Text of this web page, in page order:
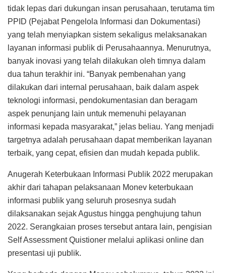
tidak lepas dari dukungan insan perusahaan, terutama tim
PPID (Pejabat Pengelola Informasi dan Dokumentasi)
yang telah menyiapkan sistem sekaligus melaksanakan
layanan informasi publik di Perusahaannya. Menurutnya,
banyak inovasi yang telah dilakukan oleh timnya dalam
dua tahun terakhir ini. “Banyak pembenahan yang
dilakukan dari internal perusahaan, baik dalam aspek
teknologi informasi, pendokumentasian dan beragam
aspek penunjang lain untuk memenuhi pelayanan
informasi kepada masyarakat,” jelas beliau. Yang menjadi
targetnya adalah perusahaan dapat memberikan layanan
terbaik, yang cepat, efisien dan mudah kepada publik.
Anugerah Keterbukaan Informasi Publik 2022 merupakan
akhir dari tahapan pelaksanaan Monev keterbukaan
informasi publik yang seluruh prosesnya sudah
dilaksanakan sejak Agustus hingga penghujung tahun
2022. Serangkaian proses tersebut antara lain, pengisian
Self Assessment Quistioner melalui aplikasi online dan
presentasi uji publik.